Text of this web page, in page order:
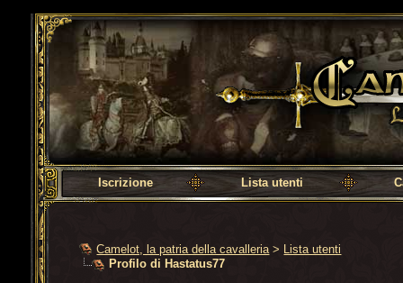
Camelot, la patria della cavalleria
Iscrizione Lista utenti
Camelot, la patria della cavalleria > Lista utenti
Profilo di Hastatus77